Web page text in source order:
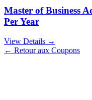
Master of Business
Per Year
View Details →
← Retour aux Coupons